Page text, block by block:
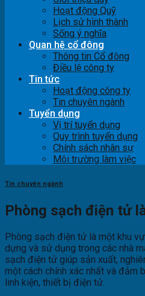
Hoạt động Quỹ
Lịch sử hình thành
Sống ý nghĩa
Quan hệ cổ đông
Thông tin Cổ đông
Điều lệ công ty
Tin tức
Hoạt động công ty
Tin chuyên ngành
Tuyển dụng
Vị trí tuyển dụng
Quy trình tuyển dụng
Chính sách nhân sự
Môi trường làm việc
Tin chuyên ngành
Phòng sạch điện tử
Phòng sạch điện tử là một khu
dựng và sử dụng trong các nhà
sạch điện tử giúp sản xuất,
một cách chính xác nhất và đảm
linh kiện, thiết bị điện tử.